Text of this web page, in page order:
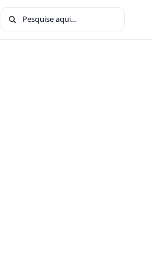
Buscar por: